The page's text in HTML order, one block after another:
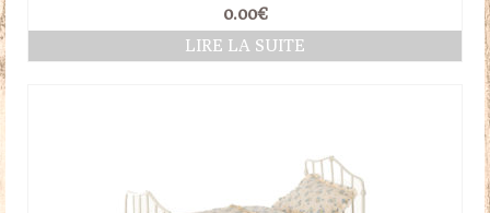
0.00€
LIRE LA SUITE